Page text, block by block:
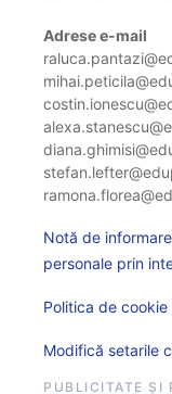
Adrese e-mail
Notă de
personale prin
Politica de cookie
Modifică setarile
PUBLICITATE ȘI